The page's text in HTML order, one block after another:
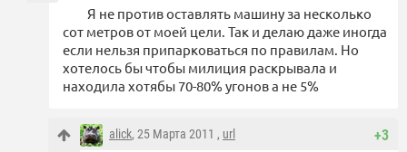
Я не против оставлять машину за несколько
сот метров от моей цели. Так и делаю даже иногда
если нельзя припарковаться по правилам. Но
хотелось бы чтобы милиция раскрывала и
находила хотябы 70-80% угонов а не 5%
+3
alick, 25 Марта 2011 , url